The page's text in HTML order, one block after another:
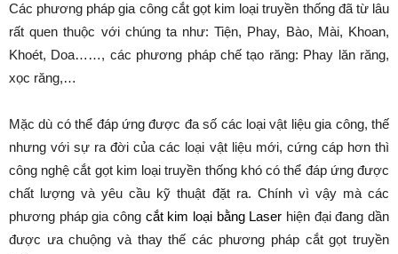
Các phương pháp gia công cắt gọt kim loại truyền thống đã từ lâu
rất quen thuộc với chúng ta như: Tiện, Phay, Bào, Mài, Khoan,
Khoét, Doa……, các phương pháp chế tạo răng: Phay lăn răng,
xọc răng,…
Mặc dù có thể đáp ứng được đa số các loại vật liệu gia công, thế
nhưng với sự ra đời của các loại vật liệu mới, cứng cáp hơn thì
công nghệ cắt gọt kim loại truyền thống khó có thể đáp ứng được
chất lượng và yêu cầu kỹ thuật đặt ra. Chính vì vậy mà các
phương pháp gia công cắt kim loại bằng Laser hiện đại đang dần
được ưa chuộng và thay thế các phương pháp cắt gọt truyền